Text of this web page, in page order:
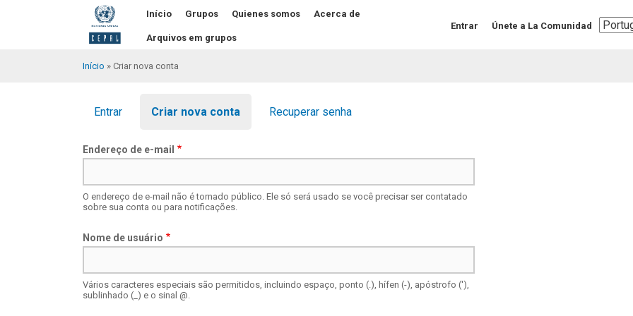
Início Grupos Quienes somos Acerca de
Arquivos em grupos
Entrar Únete a La Comunidad
Select
your
de
Início Criar nova conta
Abas
primárias
Entrar Criar nova conta Recuperar senha
Endereço de e-mail
O endereço de e-mail não é tornado público. Ele só será usado se você precisar ser contatado
sobre sua conta ou para notificações.
Nome de usuário
Vários caracteres especiais são permitidos, incluindo espaço, ponto (.), hífen (-), apóstrofo ('),
sublinhado (_) e o sinal @.